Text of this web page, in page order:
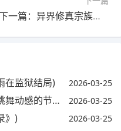
下一篇：异界修真宗族怎么升级经验?(异界修真宗族怎么升级经验最多)
在监狱结局) 2026-03-25
感怎么拍的视频) 2026-03-25
》) 2026-03-25